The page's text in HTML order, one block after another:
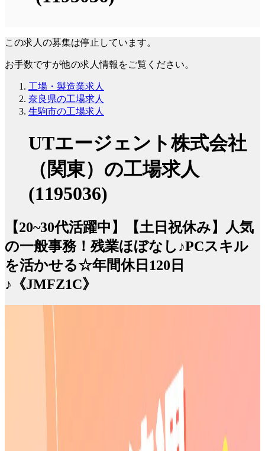
この求人の募集は停止しています。
お手数ですが他の求人情報をご覧ください。
工場・製造業求人
奈良県の工場求人
生駒市の工場求人
UTエージェント株式会社
（関東）の工場求人
(1195036)
【20~30代活躍中】【土日祝休み】人気
の一般事務！残業ほぼなし♪PCスキル
を活かせる☆年間休日120日
♪《JMFZ1C》